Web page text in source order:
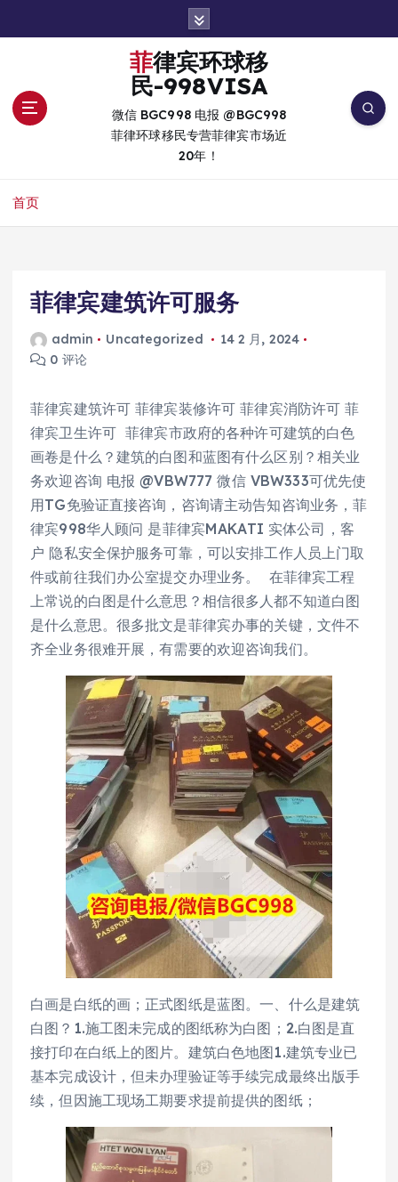
菲律宾环球移
民-998VISA
微信 BGC998 电报 @BGC998
菲律环球移民专营菲律宾市场近
20年！
首页
菲律宾建筑许可服务
admin Uncategorized
14 2 月, 2024
0 评论
菲律宾建筑许可 菲律宾装修许可 菲律宾消防许可 菲
律宾卫生许可 菲律宾市政府的各种许可建筑的白色
画卷是什么？建筑的白图和蓝图有什么区别？相关业
务欢迎咨询 电报 @VBW777 微信 VBW333可优先使
用TG免验证直接咨询，咨询请主动告知咨询业务，菲
律宾998华人顾问 是菲律宾MAKATI 实体公司，客
户 隐私安全保护服务可靠，可以安排工作人员上门取
件或前往我们办公室提交办理业务。 在菲律宾工程
上常说的白图是什么意思？相信很多人都不知道白图
是什么意思。很多批文是菲律宾办事的关键，文件不
齐全业务很难开展，有需要的欢迎咨询我们。
白画是白纸的画；正式图纸是蓝图。一、什么是建筑
白图？1.施工图未完成的图纸称为白图；2.白图是直
接打印在白纸上的图片。建筑白色地图1.建筑专业已
基本完成设计，但未办理验证等手续完成最终出版手
续，但因施工现场工期要求提前提供的图纸；